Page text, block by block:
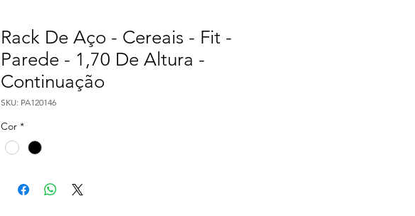
Rack De Aço - Cereais - Fit -
Parede - 1,70 De Altura -
Continuação
SKU: PA120146
Cor *